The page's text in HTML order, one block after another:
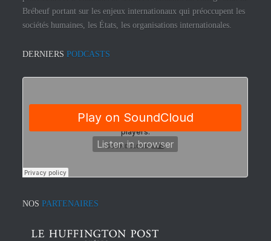
Brébeuf portant sur les enjeux internationaux qui préoccupent les
sociétés humaines, les États, les organisations internationales.
DERNIERS PODCASTS
NOS PARTENAIRES